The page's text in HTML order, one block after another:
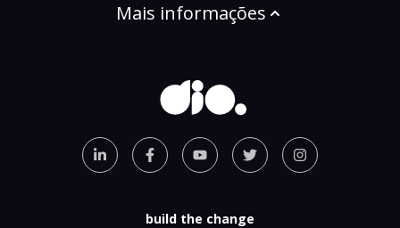
Mais informações
build the change